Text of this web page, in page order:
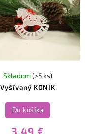
Vyšívaný KONÍK
Skladom(>5 ks)
3,49 €
Do košíka